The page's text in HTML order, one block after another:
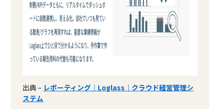
出典 – レポーティング｜Loglass｜クラウド経営管理シ
ステム